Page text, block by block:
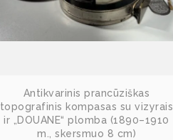
Antikvarinis prancūziškas
topografinis kompasas su vizyrais
ir „DOUANE“ plomba (1890–1910
m., skersmuo 8 cm)